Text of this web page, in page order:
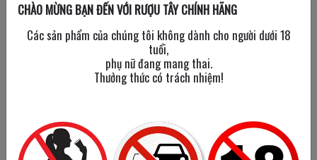
Chivas 24 Năm - Hộp Quà
Tết 2026
5,100,000đ
Chivas 26 Năm - Hộp Quà
Tết 2026
10,500,000đ
CHÀO MỪNG BẠN ĐẾN VỚI RƯỢU TÂY CHÍNH HÃNG
Các sản phẩm của chúng tôi không dành cho người dưới 18
tuổi,
phụ nữ đang mang thai.
Thưởng thức có trách nhiệm!